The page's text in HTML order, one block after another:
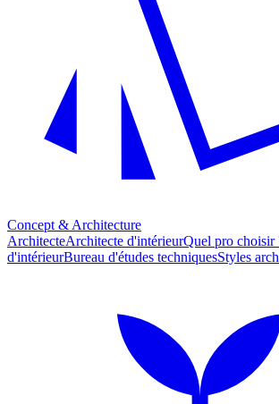
Concept & Architecture
ArchitecteArchitecte d'intérieurQuel pro choisir
d'intérieurBureau d'études techniquesStyles